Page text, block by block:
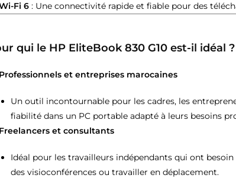
Fi 6 : Une connectivité rapide et fiable pour des
qui le HP EliteBook 830 G10 est-il idéal ?
Professionnels et entreprises marocaines
Un outil incontournable pour les cadres, les
fiabilité dans un PC portable adapté à leurs besoins
Freelancers et consultants
Idéal pour les travailleurs indépendants qui ont
des visioconférences ou travailler en déplacement.